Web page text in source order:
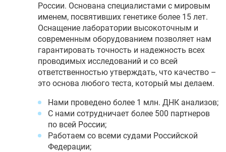
России. Основана специалистами с мировым
именем, посвятивших генетике более 15 лет.
Оснащение лаборатории высокоточным и
современным оборудованием позволяет нам
гарантировать точность и надежность всех
проводимых исследований и со всей
ответственностью утверждать, что качество –
это основа любого теста, который мы делаем.
Нами проведено более 1 млн. ДНК анализов;
С нами сотрудничает более 500 партнеров
по всей России;
Работаем со всеми судами Российской
Федерации;